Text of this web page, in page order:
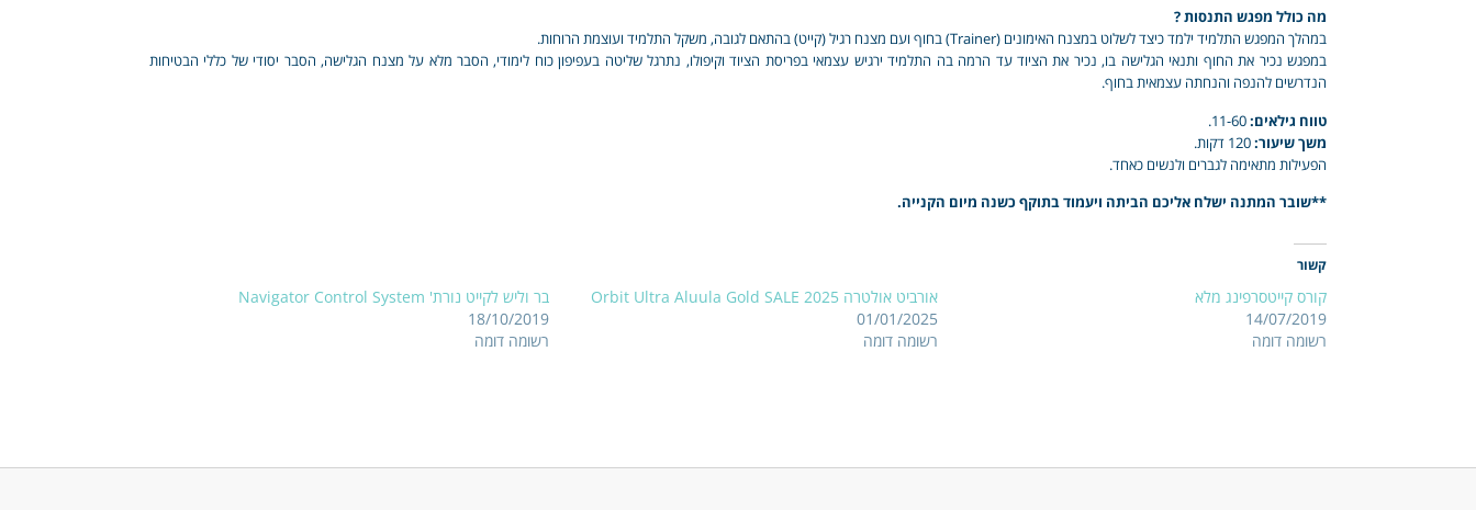
מה כולל מפגש התנסות ?
במהלך המפגש התלמיד ילמד כיצד לשלוט במצנח האימונים (Trainer) בחוף ועם מצנח רגיל (קייט) בהתאם לגובה, משקל התלמיד ועוצמת הרוחות.
במפגש נכיר את החוף ותנאי הגלישה בו, נכיר את הציוד עד הרמה בה התלמיד ירגיש עצמאי בפריסת הציוד וקיפולו, נתרגל שליטה בעפיפון כוח לימודי, הסבר מלא על מצנח הגלישה, הסבר יסודי של כללי הבטיחות
הנדרשים להנפה והנחתה עצמאית בחוף.
טווח גילאים:11-60.
משך שיעור:120 דקות.
הפעילות מתאימה לגברים ולנשים כאחד.
**שובר המתנה ישלח אליכם הביתה ויעמוד בתוקף כשנה מיום הקנייה.
קשור
קורס קייטסרפינג מלא
14/07/2019
רשומה דומה
אורביט אולטרה 2025 Orbit Ultra Aluula Gold SALE
01/01/2025
רשומה דומה
בר וליש לקייט נורת' Navigator Control System
18/10/2019
רשומה דומה